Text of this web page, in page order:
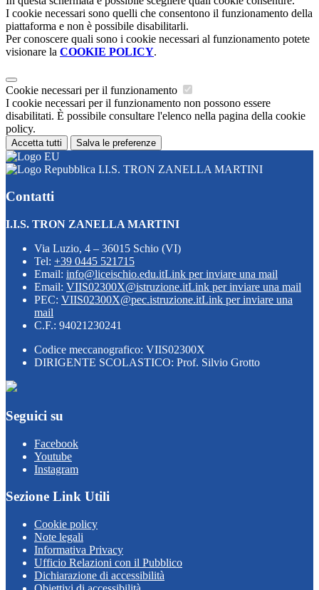
I cookie necessari sono quelli che consentono il funzionamento della
piattaforma e non è possibile disabilitarli.
Per conoscere quali sono i cookie necessari al funzionamento potete
visionare la COOKIE POLICY.
Cookie necessari per il funzionamento
I cookie necessari per il funzionamento non possono essere
disabilitati. È possibile consultare l'elenco nella pagina della cookie
policy.
Accetta tutti Salva le preferenze
I.I.S. TRON ZANELLA MARTINI
Contatti
I.I.S. TRON ZANELLA MARTINI
Via Luzio, 4 – 36015 Schio (VI)
Tel: +39 0445 521715
Email: info@liceischio.edu.itLink per inviare una mail
Email: VIIS02300X@istruzione.itLink per inviare una mail
PEC: VIIS02300X@pec.istruzione.itLink per inviare una
mail
C.F.: 94021230241
Codice meccanografico: VIIS02300X
DIRIGENTE SCOLASTICO: Prof. Silvio Grotto
Seguici su
Facebook
Youtube
Instagram
Sezione Link Utili
Cookie policy
Note legali
Informativa Privacy
Ufficio Relazioni con il Pubblico
Dichiarazione di accessibilità